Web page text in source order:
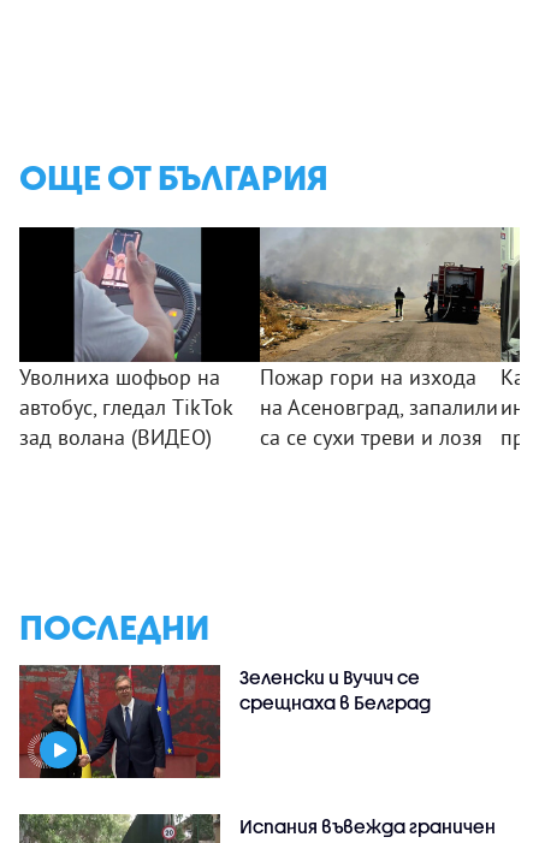
ОЩЕ ОТ БЪЛГАРИЯ
Уволниха шофьор на
автобус, гледал TikTok
зад волана (ВИДЕО)
Пожар гори на изхода
на Асеновград, запалили
са се сухи треви и лозя
ПОСЛЕДНИ
Зеленски и Вучич се
срещнаха в Белград
Испания въвежда граничен